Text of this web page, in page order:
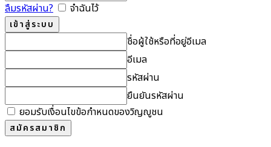
ลืมรหัสผ่าน?
จำฉันไว้
ชื่อผู้ใช้หรือที่อยู่อีเมล
อีเมล
รหัสผ่าน
ยืนยันรหัสผ่าน
ยอมรับเงื่อนไขข้อกำหนดของวิญญูชน